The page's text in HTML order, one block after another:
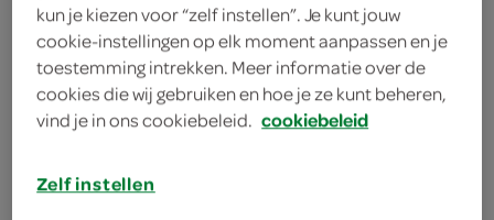
omschrijving
kun je kiezen voor “zelf instellen”. Je kunt jouw
cookie-instellingen op elk moment aanpassen en je
toestemming intrekken. Meer informatie over de
cookies die wij gebruiken en hoe je ze kunt beheren,
vind je in ons cookiebeleid. cookiebeleid
Zelf instellen